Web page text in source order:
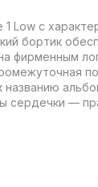
Low с
бортик
фирменным
сердечки —